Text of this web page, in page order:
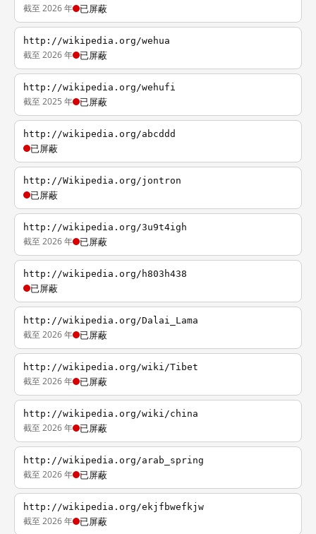
截至 2026 年 已屏蔽
http://wikipedia.org/wehua
截至 2026 年 已屏蔽
http://wikipedia.org/wehufi
截至 2025 年 已屏蔽
http://wikipedia.org/abcddd
已屏蔽
http://Wikipedia.org/jontron
已屏蔽
http://wikipedia.org/3u9t4igh
截至 2026 年 已屏蔽
http://wikipedia.org/h803h438
已屏蔽
http://wikipedia.org/Dalai_Lama
截至 2026 年 已屏蔽
http://wikipedia.org/wiki/Tibet
截至 2026 年 已屏蔽
http://wikipedia.org/wiki/china
截至 2026 年 已屏蔽
http://wikipedia.org/arab_spring
截至 2026 年 已屏蔽
http://wikipedia.org/ekjfbwefkjw
截至 2026 年 已屏蔽